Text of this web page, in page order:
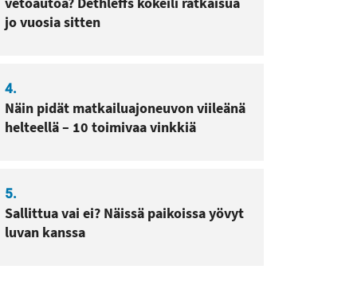
jo vuosia sitten
4.
Näin pidät matkailuajoneuvon viileänä
helteellä – 10 toimivaa vinkkiä
5.
Sallittua vai ei? Näissä paikoissa yövyt
luvan kanssa